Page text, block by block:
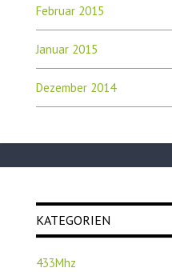
Februar 2015
Januar 2015
Dezember 2014
KATEGORIEN
433Mhz